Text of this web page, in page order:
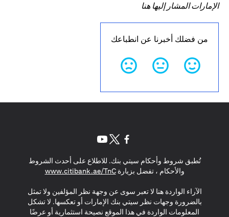
الإمارات المشار إليها هنا
من فضلك أخبرنا عن انطباعك
تُطبق شروط وأحكام سيتي بنك. للاطلاع على أحدث الشروط
والأحكام ، تفضل بزيارةwww.citibank.ae/TnC
(opens in a new tab)
الآراء الواردة هنا لا تعبر سوى عن وجهة نظر المؤلفين ولا تمثل
بالضرورة وجهات نظر سيتي بنك الإمارات أو تعكسها. لا تشكل
المعلومات الواردة في هذا الموقع نصيحة استثمارية أو عرضًا